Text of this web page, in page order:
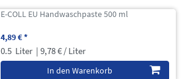
E-COLL EU Handwaschpaste 500 ml
4,89 € *
0.5 Liter | 9,78 € / Liter
In den Warenkorb